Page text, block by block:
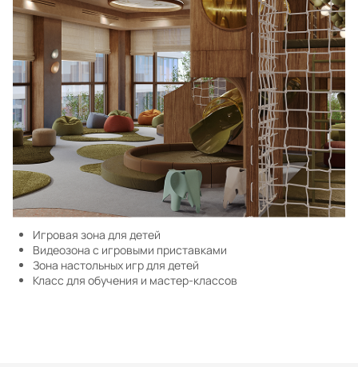
Игровая зона для детей
Видеозона с игровыми приставками
Зона настольных игр для детей
Класс для обучения и мастер-классов